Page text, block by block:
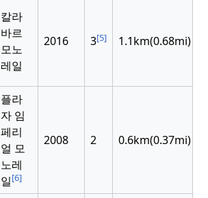
칼라
바르
모노
레일
2016 3[5] 1.1km(0.68mi)
플라
자 임
페리
얼 모
노레
일[6]
2008 2 0.6km(0.37mi)